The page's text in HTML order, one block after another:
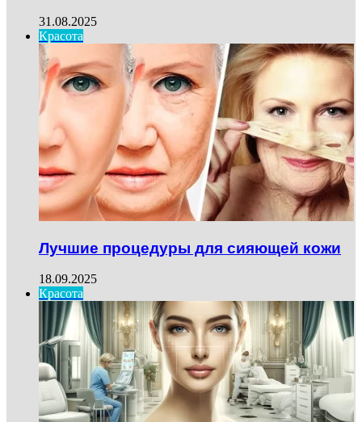
31.08.2025
Красота
Лучшие процедуры для сияющей кожи
18.09.2025
Красота